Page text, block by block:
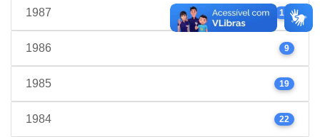
1987 17
1986 9
1985 19
1984 22